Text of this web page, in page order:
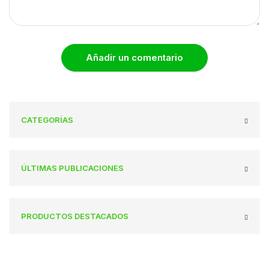
Añadir un comentario
CATEGORÍAS
ÚLTIMAS PUBLICACIONES
PRODUCTOS DESTACADOS